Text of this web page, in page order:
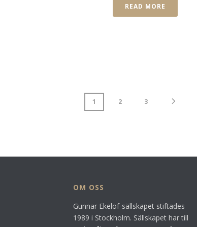
READ MORE
1 2 3
OM OSS
Gunnar Ekelöf-sällskapet stiftades
1989 i Stockholm. Sällskapet har till